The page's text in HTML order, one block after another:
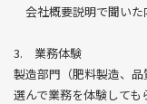
会社概要説明で聞いた
3. 業務体験
製造部門（肥料製造、
選んで業務を体験しても